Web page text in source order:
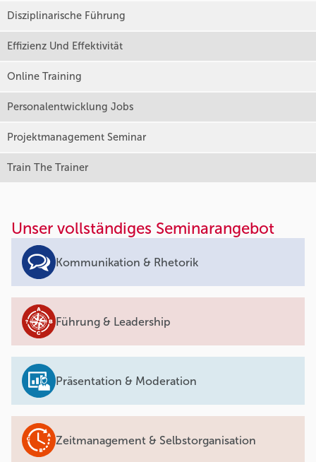
Disziplinarische Führung
Effizienz Und Effektivität
Online Training
Personalentwicklung Jobs
Projektmanagement Seminar
Train The Trainer
Unser vollständiges Seminarangebot
Kommunikation & Rhetorik
Führung & Leadership
Präsentation & Moderation
Zeitmanagement & Selbstorganisation